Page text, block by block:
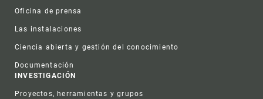
Oficina de prensa
Las instalaciones
Ciencia abierta y gestión del conocimiento
Documentación
INVESTIGACIÓN
Proyectos, herramientas y grupos